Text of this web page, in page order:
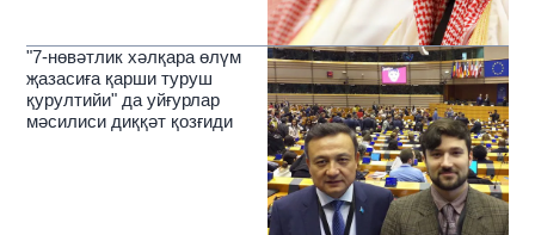
"7-нөвәтлик хәлқара өлүм
җазасиға қарши туруш
қурултийи" да уйғурлар
мәсилиси диққәт қозғиди